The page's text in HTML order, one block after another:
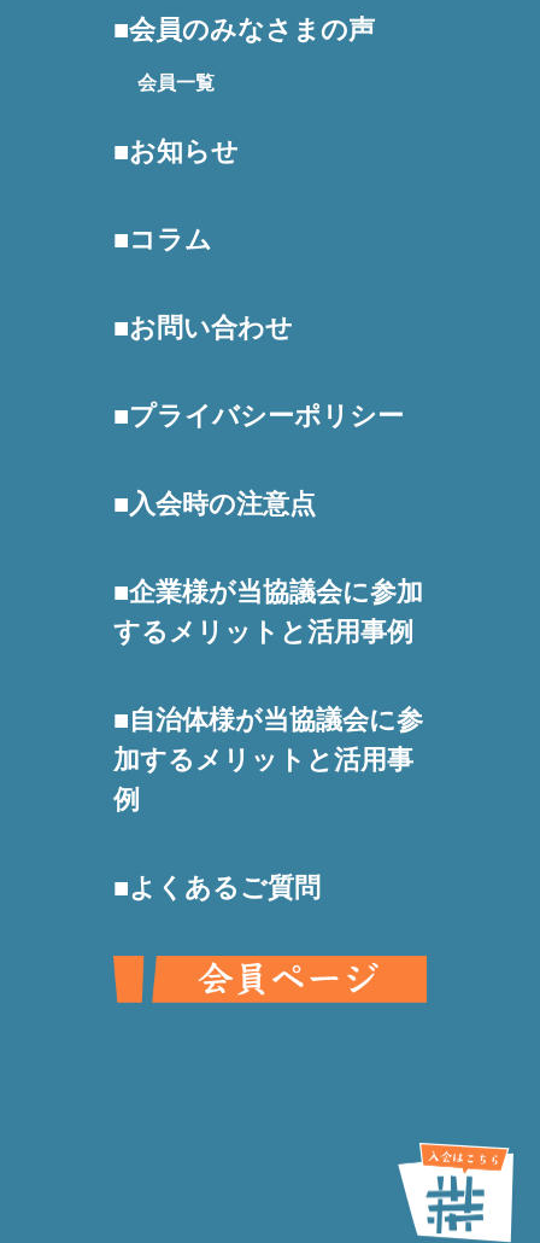
会員のみなさまの声
会員一覧
お知らせ
コラム
お問い合わせ
プライバシーポリシー
入会時の注意点
企業様が当協議会に参加
するメリットと活用事例
自治体様が当協議会に参
加するメリットと活用事
例
よくあるご質問